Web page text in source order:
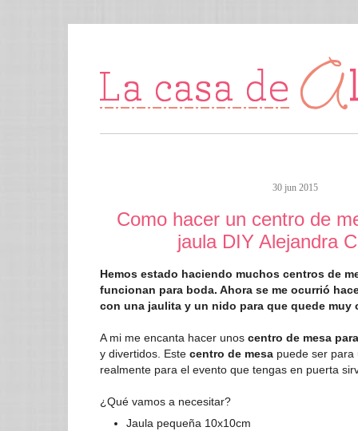
30 jun 2015
Como hacer un centro de
jaula DIY Alejandra
Hemos estado haciendo muchos centros de
funcionan para boda. Ahora se me ocurrió
con una jaulita y un nido para que quede
A mi me encanta hacer unos centro de mesa
y divertidos. Este centro de mesa puede ser
realmente para el evento que tengas en puerta
¿Qué vamos a necesitar?
Jaula pequeña 10x10cm